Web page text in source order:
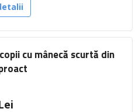
cu mânecă scurtă din